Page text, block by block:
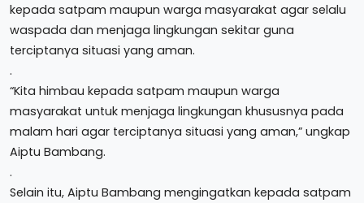
kepada satpam maupun warga masyarakat agar selalu
waspada dan menjaga lingkungan sekitar guna
terciptanya situasi yang aman.
.
“Kita himbau kepada satpam maupun warga
masyarakat untuk menjaga lingkungan khususnya pada
malam hari agar terciptanya situasi yang aman,” ungkap
Aiptu Bambang.
.
Selain itu, Aiptu Bambang mengingatkan kepada satpam